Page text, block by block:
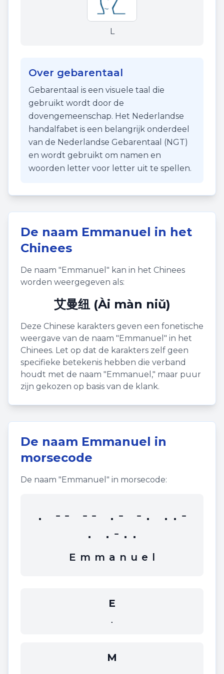
L
Over gebarentaal
Gebarentaal is een visuele taal die
gebruikt wordt door de
dovengemeenschap. Het Nederlandse
handalfabet is een belangrijk onderdeel
van de Nederlandse Gebarentaal (NGT)
en wordt gebruikt om namen en
woorden letter voor letter uit te spellen.
De naam Emmanuel in het
Chinees
De naam "Emmanuel " kan in het Chinees
worden weergegeven als:
艾曼纽 (Ài màn niǔ)
Deze Chinese karakters geven een fonetische
weergave van de naam "Emmanuel " in het
Chinees. Let op dat de karakters zelf geen
specifieke betekenis hebben die verband
houdt met de naam "Emmanuel ," maar puur
zijn gekozen op basis van de klank.
De naam Emmanuel in
morsecode
De naam "Emmanuel " in morsecode:
. -- -- .- -. ..-
. .-..
E m m a n u e l
E
.
M